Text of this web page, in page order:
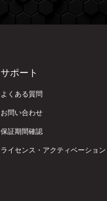
サポート
よくある質問
お問い合わせ
保証期間確認
ライセンス・アクティベーション